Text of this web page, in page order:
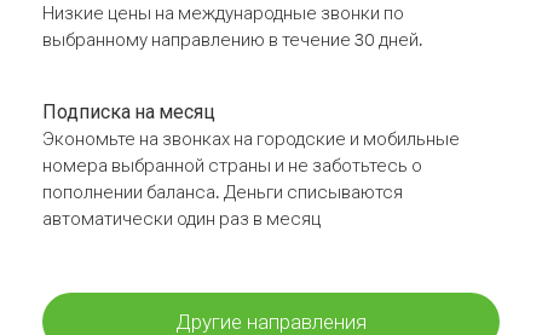
Низкие цены на международные звонки по
выбранному направлению в течение 30 дней.
Подписка на месяц
Экономьте на звонках на городские и мобильные
номера выбранной страны и не заботьтесь о
пополнении баланса. Деньги списываются
автоматически один раз в месяц
Другие направления